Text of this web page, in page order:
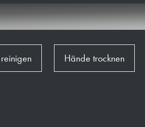
Hände trocknen